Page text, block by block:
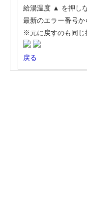
給湯温度 ▲ を押し
最新のエラー番号か
※元に戻すのも同じ
戻る